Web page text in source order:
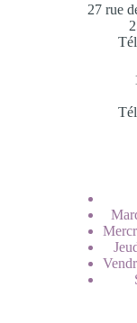
27 rue